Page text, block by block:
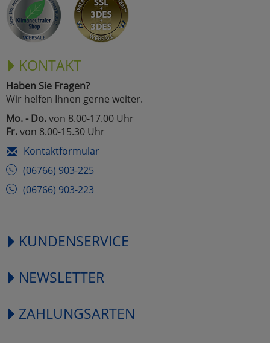
KONTAKT
Haben Sie Fragen?
Wir helfen Ihnen gerne weiter.
Mo. - Do.von 8.00-17.00 Uhr
Fr.von 8.00-15.30 Uhr
Kontaktformular
(06766) 903-225
(06766) 903-223
KUNDENSERVICE
NEWSLETTER
ZAHLUNGSARTEN